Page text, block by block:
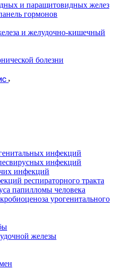
и паращитовидных желез
гормонов
и желудочно-кишечный
болезни
инфекций
инфекций
инфекций
респираторного тракта
папилломы человека
урогенитального
железы